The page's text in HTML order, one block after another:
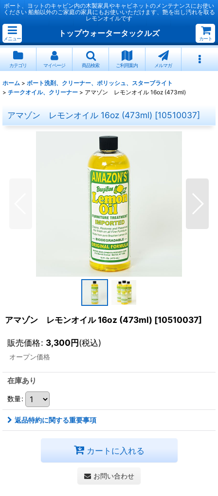
ボート、ヨットのキャビン内の木製家具やキャビネットのメンテナンスにお使い
ください 船舶以外のご家庭の家具にもお使いいただけます、艶を出し汚れを取る
レモンオイルです
メニュー
トップウォータータックルズ
カート
カテゴリ マイページ 商品検索 ご利用案内 メルマガ
ホーム > ボート洗剤、クリーナー、ポリッシュ、スターブライト
> チークオイル、クリーナー > アマゾン レモンオイル 16oz (473ml)
アマゾン レモンオイル 16oz (473ml) [10510037]
アマゾン レモンオイル 16oz (473ml) [10510037]
販売価格: 3,300円(税込)
オープン価格
在庫あり
数量:
返品特約に関する重要事項
カートに入れる
お問い合わせ